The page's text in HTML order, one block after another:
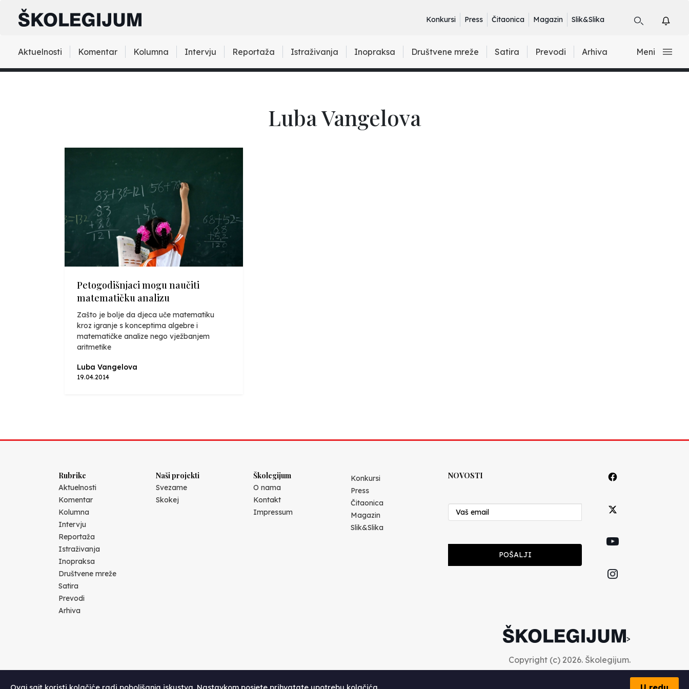
Konkursi Press Čitaonica Magazin Slik&Slika
Aktuelnosti Komentar Kolumna Intervju Reportaža Istraživanja Inopraksa Društvene mreže Satira Prevodi Arhiva Meni
Luba Vangelova
Petogodišnjaci mogu naučiti
matematičku analizu
Zašto je bolje da djeca uče matematiku
kroz igranje s konceptima algebre i
matematičke analize nego vježbanjem
aritmetike
Luba Vangelova
19.04.2014
Rubrike
Aktuelnosti
Komentar
Kolumna
Intervju
Reportaža
Istraživanja
Inopraksa
Društvene mreže
Satira
Prevodi
Arhiva
Naši projekti
Svezame
Skokej
Školegijum
O nama
Kontakt
Impressum
Konkursi
Press
Čitaonica
Magazin
Slik&Slika
NOVOSTI
POŠALJI
>
Copyright (c) 2026. Školegijum.